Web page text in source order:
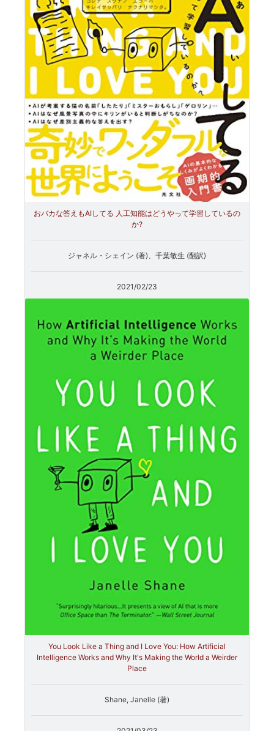
おバカな答えもAIしてる 人工知能はどうやって学習しているの
か?
ジャネル・シェイン (著)、千葉敏生 (翻訳)
2021/02/23
You Look Like a Thing and I Love You: How Artificial
Intelligence Works and Why It's Making the World a Weirder
Place
Shane, Janelle (著)